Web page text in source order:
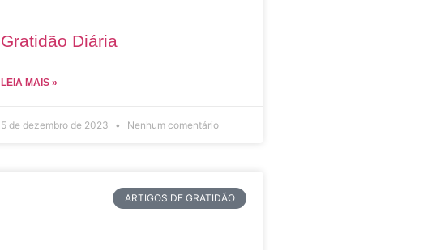
Gratidão Diária
LEIA MAIS »
5 de dezembro de 2023 Nenhum comentário
ARTIGOS DE GRATIDÃO